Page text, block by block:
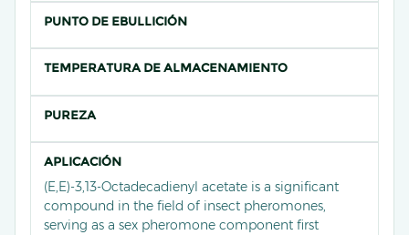
PUNTO DE EBULLICIÓN
TEMPERATURA DE ALMACENAMIENTO
PUREZA
APLICACIÓN
(E,E)-3,13-Octadecadienyl acetate is a significant
compound in the field of insect pheromones,
serving as a sex pheromone component first